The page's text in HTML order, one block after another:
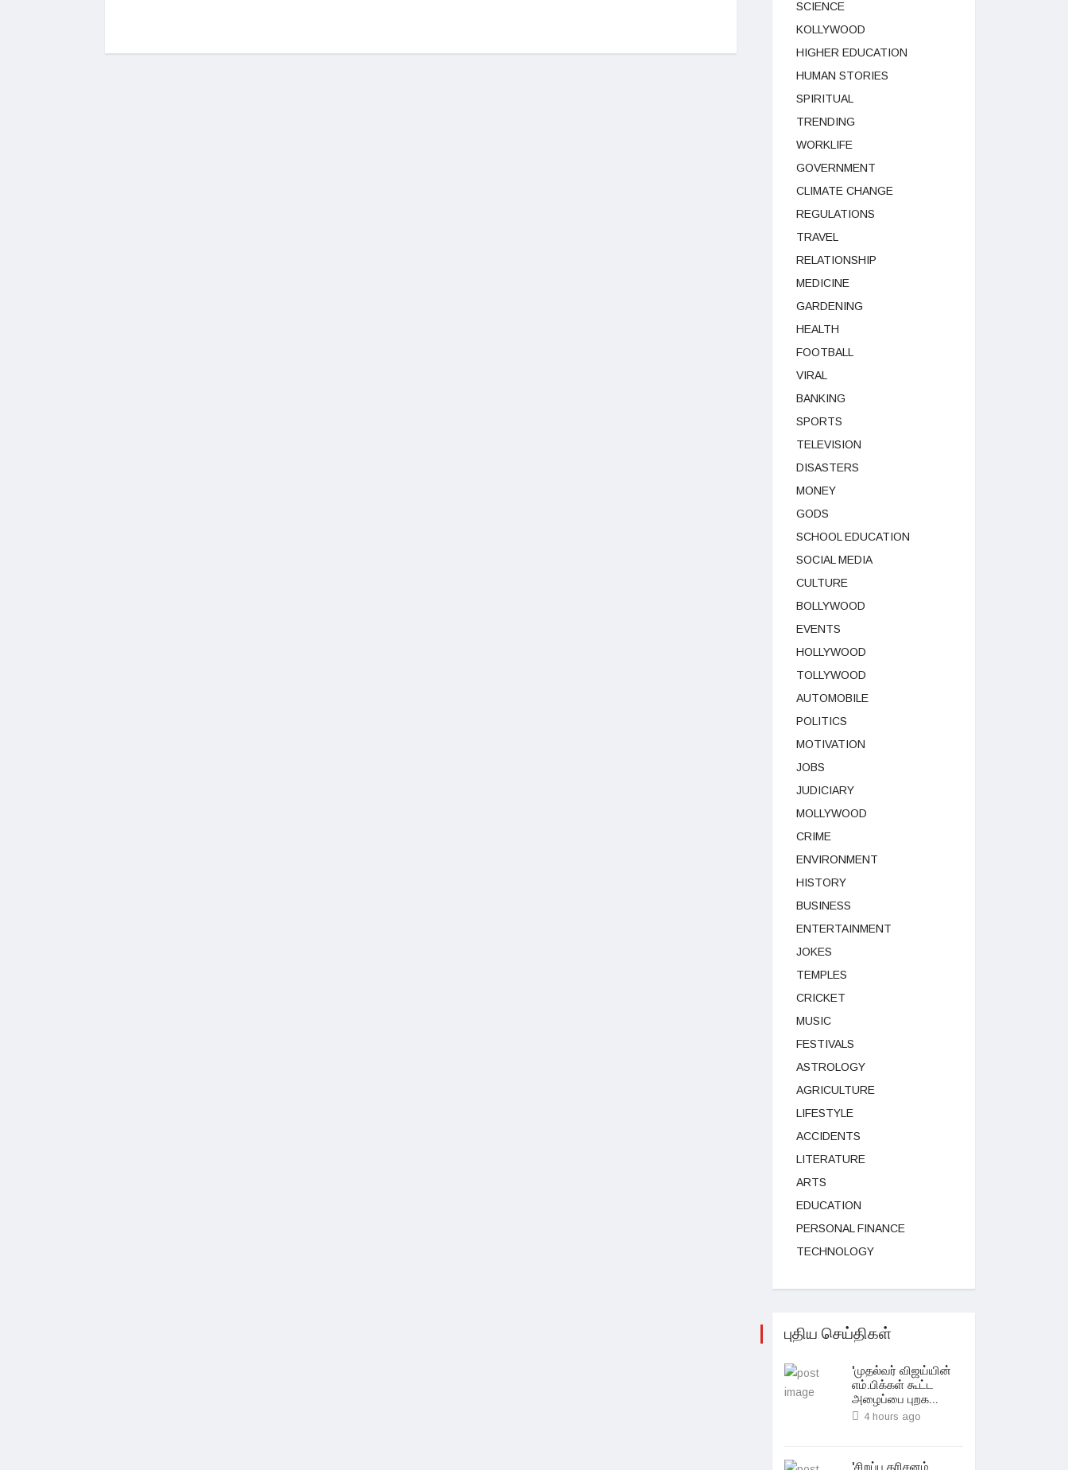
SCIENCE
KOLLYWOOD
HIGHER EDUCATION
HUMAN STORIES
SPIRITUAL
TRENDING
WORKLIFE
GOVERNMENT
CLIMATE CHANGE
REGULATIONS
TRAVEL
RELATIONSHIP
MEDICINE
GARDENING
HEALTH
FOOTBALL
VIRAL
BANKING
SPORTS
TELEVISION
DISASTERS
MONEY
GODS
SCHOOL EDUCATION
SOCIAL MEDIA
CULTURE
BOLLYWOOD
EVENTS
HOLLYWOOD
TOLLYWOOD
AUTOMOBILE
POLITICS
MOTIVATION
JOBS
JUDICIARY
MOLLYWOOD
CRIME
ENVIRONMENT
HISTORY
BUSINESS
ENTERTAINMENT
JOKES
TEMPLES
CRICKET
MUSIC
FESTIVALS
ASTROLOGY
AGRICULTURE
LIFESTYLE
ACCIDENTS
LITERATURE
ARTS
EDUCATION
PERSONAL FINANCE
TECHNOLOGY
புதிய செய்திகள்
'முதல்வர் விஜய்யின்
எம்.பிக்கள் கூட்ட
அழைப்பை புறக...
4 hours ago